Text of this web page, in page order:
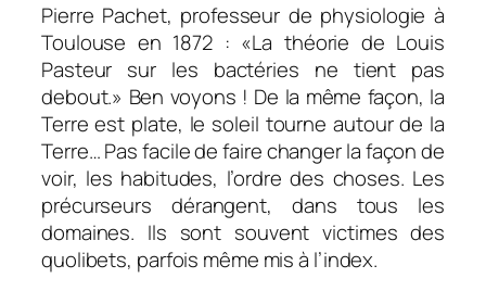
Pierre Pachet, professeur de physiologie à
Toulouse en 1872 : «La théorie de Louis
Pasteur sur les bactéries ne tient pas
debout.» Ben voyons ! De la même façon, la
Terre est plate, le soleil tourne autour de la
Terre… Pas facile de faire changer la façon de
voir, les habitudes, l’ordre des choses. Les
précurseurs dérangent, dans tous les
domaines. Ils sont souvent victimes des
quolibets, parfois même mis à l’index.